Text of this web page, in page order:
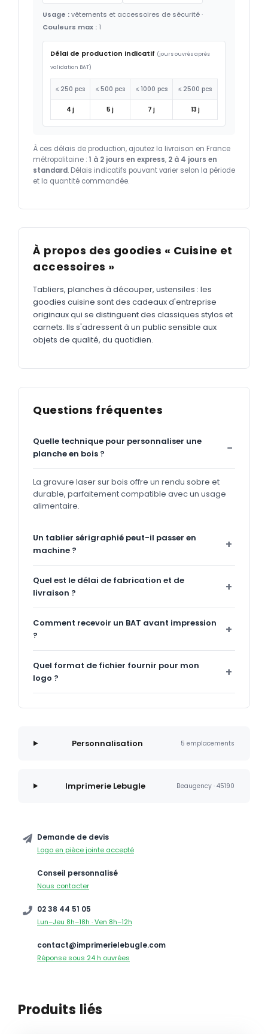
Usage :vêtements et accessoires de sécurité ·
Couleurs max : 1
Délai de production indicatif (jours ouvrés après
validation BAT)
≤ 250 pcs ≤ 500 pcs ≤ 1000 pcs ≤ 2500 pcs
4 j 5 j 7 j 13 j
À ces délais de production, ajoutez la livraison en France
métropolitaine : 1 à 2 jours en express, 2 à 4 jours en
standard. Délais indicatifs pouvant varier selon la période
et la quantité commandée.
À propos des goodies « Cuisine et
accessoires »
Tabliers, planches à découper, ustensiles : les
goodies cuisine sont des cadeaux d'entreprise
originaux qui se distinguent des classiques stylos et
carnets. Ils s'adressent à un public sensible aux
objets de qualité, du quotidien.
Questions fréquentes
Quelle technique pour personnaliser une
planche en bois ?
La gravure laser sur bois offre un rendu sobre et
durable, parfaitement compatible avec un usage
alimentaire.
Un tablier sérigraphié peut-il passer en
machine ?
Quel est le délai de fabrication et de
livraison ?
Comment recevoir un BAT avant impression
?
Quel format de fichier fournir pour mon
logo ?
Personnalisation 5 emplacements
Imprimerie Lebugle Beaugency · 45190
Demande de devis
Logo en pièce jointe accepté
Conseil personnalisé
Nous contacter
02 38 44 51 05
Lun–Jeu 8h–18h · Ven 8h–12h
contact@imprimerielebugle.com
Réponse sous 24 h ouvrées
Produits liés